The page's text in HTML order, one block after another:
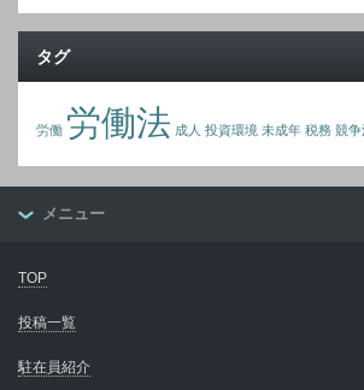
タグ
労働 労働法 成人 投資環境 未成年 税務 競争
メニュー
TOP
投稿一覧
駐在員紹介